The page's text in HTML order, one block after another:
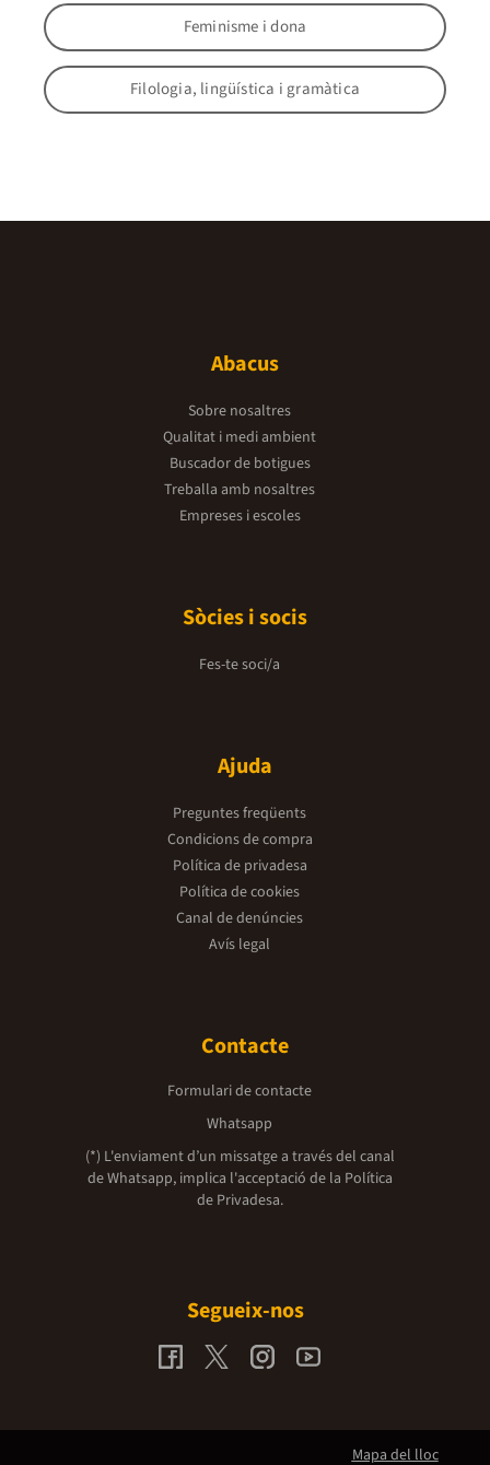
Feminisme i dona
Filologia, lingüística i gramàtica
Abacus
Sobre nosaltres
Qualitat i medi ambient
Buscador de botigues
Treballa amb nosaltres
Empreses i escoles
Sòcies i socis
Fes-te soci/a
Ajuda
Preguntes freqüents
Condicions de compra
Política de privadesa
Política de cookies
Canal de denúncies
Avís legal
Contacte
Formulari de contacte
Whatsapp
(*) L'enviament d’un missatge a través del canal
de Whatsapp, implica l'acceptació de la Política
de Privadesa.
Segueix-nos
Mapa del lloc